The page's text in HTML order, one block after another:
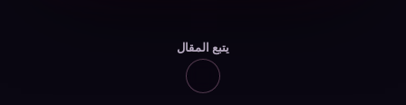
يتبع المقال